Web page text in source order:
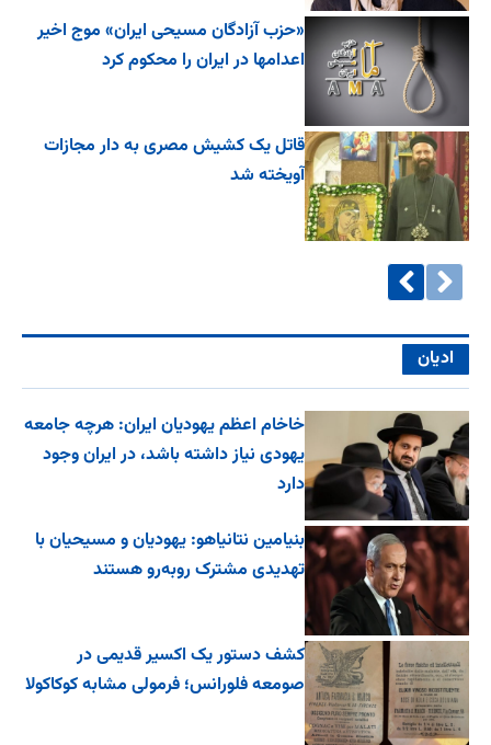
«حزب آزادگان مسیحی ایران» موج اخیر
اعدامها در ایران را محکوم کرد
قاتل یک کشیش مصری به دار مجازات
آویخته شد
ادیان
خاخام اعظم یهودیان ایران: هرچه جامعه
یهودی نیاز داشته باشد، در ایران وجود
دارد
بنیامین نتانیاهو: یهودیان و مسیحیان با
تهدیدی مشترک روبه‌رو هستند
کشف دستور یک اکسیر قدیمی در
صومعه فلورانس؛ فرمولی مشابه کوکاکولا